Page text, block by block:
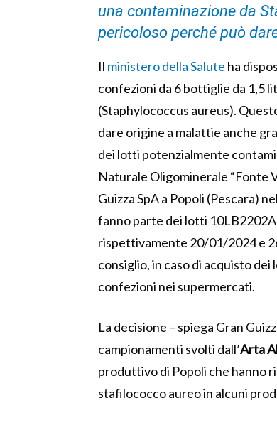
una contaminazione da
pericoloso perché può
Il ministero della Salute ha
confezioni da 6 bottiglie da 1,5
(Staphylococcus aureus).
dare origine a malattie anche
dei lotti potenzialmente
Naturale Oligominerale “Fonte
Guizza SpA a Popoli (Pescara)
fanno parte dei lotti 10LB2202A
rispettivamente 20/01/2024 e
consiglio, in caso di acquisto
confezioni nei supermercati.
La decisione – spiega Gran
campionamenti svolti dall’Arta
produttivo di Popoli che hanno
stafilococco aureo in alcuni